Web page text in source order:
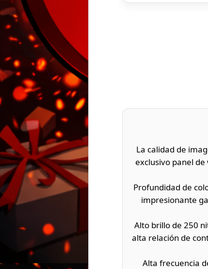
La calidad de
exclusivo panel de
Profundidad de
impresionante
Alto brillo de 250
alta relación de
Alta frecuencia